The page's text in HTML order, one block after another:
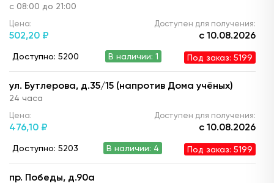
с 08:00 до 21:00
Цена:
502,20 ₽
Доступен для получения:
с 10.08.2026
Доступно: 5200 В наличии: 1 Под заказ: 5199
ул. Бутлерова, д.35/15 (напротив Дома учёных)
24 часа
Цена:
476,10 ₽
Доступен для получения:
с 10.08.2026
Доступно: 5203 В наличии: 4 Под заказ: 5199
пр. Победы, д.90а